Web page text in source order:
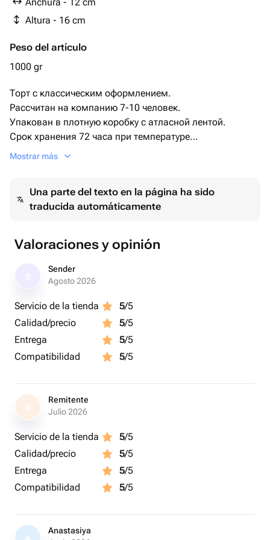
вафлями
Altura - 16 cm
Peso del artículo
1000 gr
Торт с классическим оформлением.
Рассчитан на компанию 7-10 человек.
Упакован в плотную коробку с атласной лентой.
Срок хранения 72 часа при температуре
+2+6.
Гладкое покрытие и крупные розовые орхидеи придают
ему утончённый и современный вид. Идеально
событий.
Закажите этот торт, чтобы добавить нотку элегантности
вашему празднику!
Mostrar más
Una parte del texto en la página ha sido
traducida automáticamente
Valoraciones y opinión
Sender
Agosto 2026
Servicio de la tienda 5/5
Calidad/precio
5/5
Entrega
5/5
Compatibilidad
5/5
R
Remitente
Julio 2026
Servicio de la tienda 5/5
Calidad/precio
5/5
Entrega
5/5
Compatibilidad
5/5
Anastasiya